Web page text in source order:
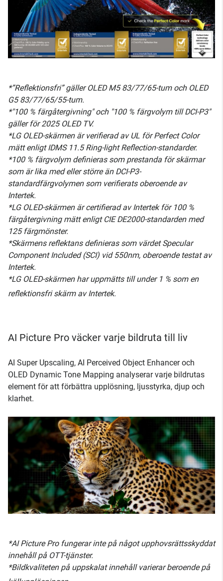
*”Reflektionsfri” gäller OLED M5 83/77/65-tum och OLED
G5 83/77/65/55-tum.
*"100 % färgåtergivning" och "100 % färgvolym till DCI-P3"
gäller för 2025 OLED TV.
*LG OLED-skärmen är verifierad av UL för Perfect Color
mätt enligt IDMS 11.5 Ring-light Reflection-standarder.
*100 % färgvolym definieras som prestanda för skärmar
som är lika med eller större än DCI-P3-
standardfärgvolymen som verifierats oberoende av
Intertek.
*LG OLED-skärmen är certifierad av Intertek för 100 %
färgåtergivning mätt enligt CIE DE2000-standarden med
125 färgmönster.
*Skärmens reflektans definieras som värdet Specular
Component Included (SCI) vid 550nm, oberoende testat av
Intertek.
*LG OLED-skärmen har uppmätts till under 1 % som en
reflektionsfri skärm av Intertek.
AI Picture Pro väcker varje bildruta till liv
AI Super Upscaling, AI Perceived Object Enhancer och
OLED Dynamic Tone Mapping analyserar varje bildrutas
element för att förbättra upplösning, ljusstyrka, djup och
klarhet.
*AI Picture Pro fungerar inte på något upphovsrättsskyddat
innehåll på OTT-tjänster.
*Bildkvaliteten på uppskalat innehåll varierar beroende på